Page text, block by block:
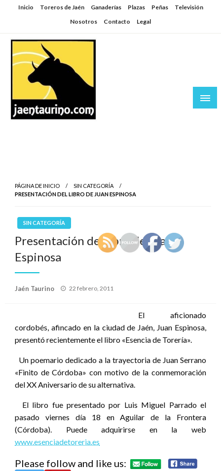
SaltarInicio Toreros de Jaén Ganaderías Plazas Peñas
Televisión
Nosotros
Contacto Legal
PÁGINA DE INICIO
SIN CATEGORÍA
PRESENTACIÓN DEL LIBRO DE JUAN ESPINOSA
SIN CATEGORÍA
Presentación del libro de Juan
Espinosa
Jaén Taurino
Publicado
22 febrero, 2011
El aficionado
cordobés, afincado en la ciudad de Jaén, Juan Espinosa,
presentó recientemente el libro «Esencia de Torería».
Un poemario dedicado a la trayectoria de Juan Serrano
«Finito de Córdoba» con motivo de la conmemoración
del XX Aniversario de su alternativa.
El libro fue presentado por Luis Miguel Parrado el
pasado viernes día 18 en Aguilar de la Frontera
(Córdoba). Puede adquirirse en la web
www.esenciadetoreria.es
Please follow and like us: